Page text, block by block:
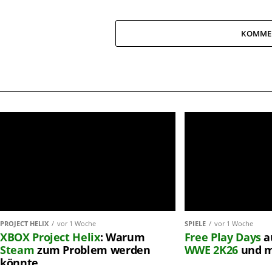
PROJECT HELIX vor 1 Woche
XBOX Project Helix: Warum
Steam zum Problem werden
SPIELE vor 1 Woche
Free Play Days
WWE 2K26und